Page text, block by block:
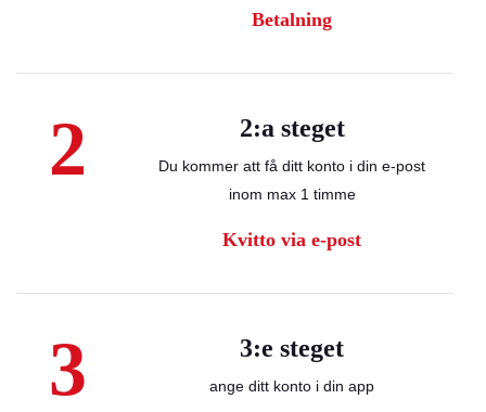
Betalning
2 2:a steget
Du kommer att få ditt konto i din e-post
inom max 1 timme
Kvitto via e-post
3 3:e steget
ange ditt konto i din app